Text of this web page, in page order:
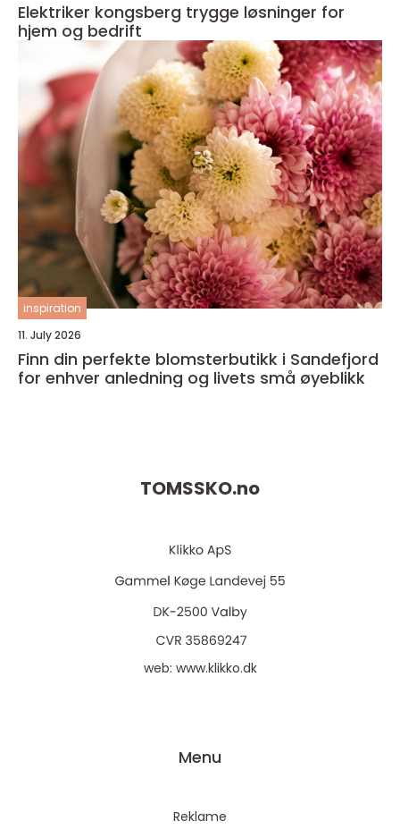
Elektriker kongsberg trygge løsninger for
hjem og bedrift
inspiration
11. July 2026
Finn din perfekte blomsterbutikk i Sandefjord
for enhver anledning og livets små øyeblikk
TOMSSKO.no
web: www.klikko.dk
Menu
Reklame